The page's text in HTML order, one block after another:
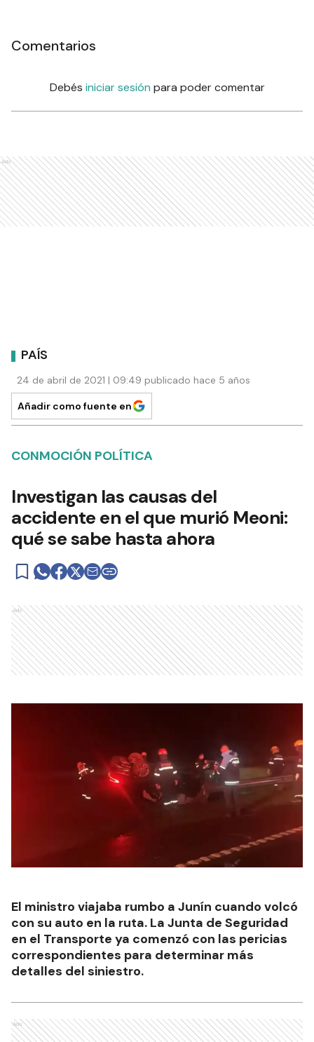
Comentarios
Debés iniciar sesión para poder comentar
Ads
PAÍS
24 de abril de 2021 | 09:49 publicado hace 5 años
Añadir como fuente en
CONMOCIÓN POLÍTICA
Investigan las causas del
accidente en el que murió Meoni:
qué se sabe hasta ahora
Ads
El ministro viajaba rumbo a Junín cuando volcó
con su auto en la ruta. La Junta de Seguridad
en el Transporte ya comenzó con las pericias
correspondientes para determinar más
detalles del siniestro.
Ads